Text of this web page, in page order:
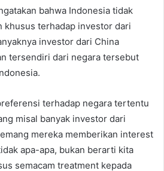
bahwa Indonesia tidak
khusus terhadap investor dari
investor dari China
tersendiri dari negara tersebut
terhadap negara tertentu
misal banyak investor dari
mereka memberikan interest
apa-apa, bukan berarti kita
semacam treatment kepada